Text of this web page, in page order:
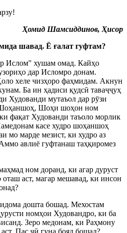
Ҳомид Шамсиддинов, Ҳисор
шавад. Ё ғалат гуфтам?
Ислом" хушам омад. Кайҳо
дар Исломро донам.
хеле чизҳоро фаҳмидам. Акнун
Ба ин ҳадиси қудсӣ таваҷҷуҳ
Худованди мутаъол дар рӯзи
Шоҳаншоҳ, Шоҳи шоҳон ном
фақат Худованди таъоло морлик
касе худро шоҳаншоҳ
мо марде мезист, ки худро аз
авлиё гуфтанаш таҳқиромез
ном доранд, ки агар дуруст
оташ аст, магар мешавад, ки инсон
дошта бошад. Мехостам
номҳои Худовандро, ки ба
Зеро медонам, ки Раҳмону
Пас чӣ гуна бояд бошад?